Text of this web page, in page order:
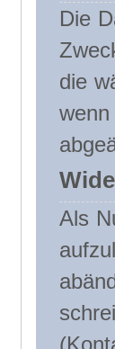
Die
die
Als